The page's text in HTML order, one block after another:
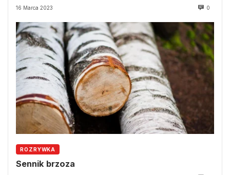
16 Marca 2023 0
ROZRYWKA
Sennik brzoza